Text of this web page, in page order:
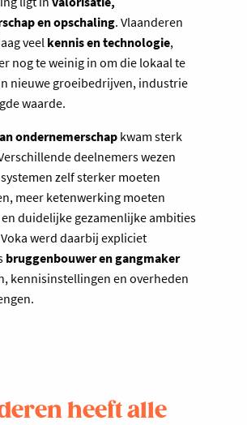
en opschaling. Vlaanderen
veel kennis en technologie,
nog te weinig in om die lokaal te
nieuwe groeibedrijven, industrie
waarde.
ondernemerschap kwam sterk
deelnemers wezen
zelf sterker moeten
meer ketenwerking moeten
duidelijke gezamenlijke ambities
werd daarbij expliciet
bruggenbouwer en gangmaker
kennisinstellingen en overheden
heeft alle